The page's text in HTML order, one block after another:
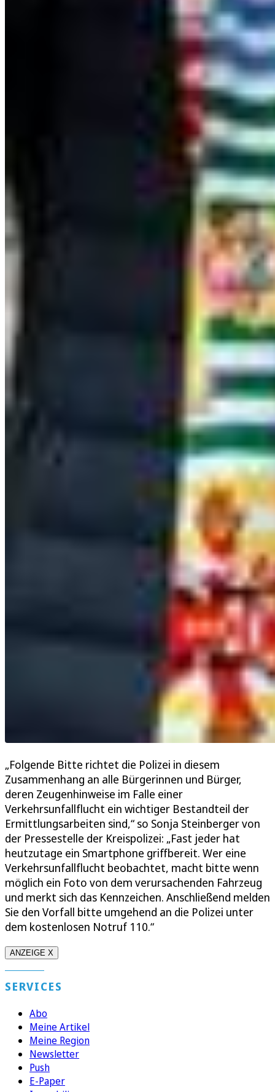
„Folgende Bitte richtet die Polizei in diesem
Zusammenhang an alle Bürgerinnen und Bürger,
deren Zeugenhinweise im Falle einer
Verkehrsunfallflucht ein wichtiger Bestandteil der
Ermittlungsarbeiten sind,“ so Sonja Steinberger von
der Pressestelle der Kreispolizei: „Fast jeder hat
heutzutage ein Smartphone griffbereit. Wer eine
Verkehrsunfallflucht beobachtet, macht bitte wenn
möglich ein Foto von dem verursachenden Fahrzeug
und merkt sich das Kennzeichen. Anschließend melden
Sie den Vorfall bitte umgehend an die Polizei unter
dem kostenlosen Notruf 110.“
ANZEIGE X
SERVICES
Abo
Meine Artikel
Meine Region
Newsletter
Push
E-Paper